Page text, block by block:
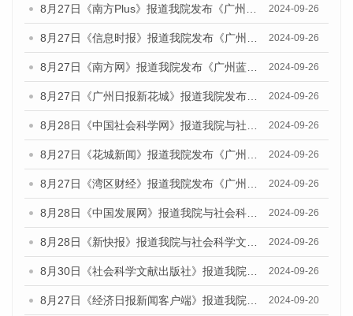
8月27日《南方Plus》报道我院发布《广州蓝皮书：广州创新型城市发展报告（2024）》的媒体文章 2024-09-26
8月27日《信息时报》报道我院发布《广州蓝皮书：广州创新型城市发展报告（2024）》的媒体文章 2024-09-26
8月27日《南方网》报道我院发布《广州蓝皮书：广州创新型城市发展报告（2024）》的媒体文章 2024-09-26
8月27日《广州日报新花城》报道我院发布《广州蓝皮书：广州创新型城市发展报告（2024）》的媒体文章 2024-09-26
8月28日《中国社会科学网》报道我院与社会科学文献出版社联合发布《广州蓝皮书：广州创新型城市发展报告（2024）》的媒体文章 2024-09-26
8月27日《花城新闻》报道我院发布《广州蓝皮书：广州创新型城市发展报告（2024）》的媒体文章 2024-09-26
8月27日《湾区财经》报道我院发布《广州蓝皮书：广州创新型城市发展报告（2024）》的媒体文章 2024-09-26
8月28日《中国发展网》报道我院与社会科学文献出版社联合发布《广州蓝皮书：广州创新型城市发展报告（2024）》的媒体文章 2024-09-26
8月28日《新快报》报道我院与社会科学文献出版社联合发布《广州蓝皮书：广州创新型城市发展报告（2024）》的媒体文章 2024-09-26
8月30日《社会科学文献出版社》报道我院与社会科学文献出版社联合发布《广州蓝皮书：广州创新型城市发展报告（2024）》的媒体文章 2024-09-26
8月27日《经济日报新闻客户端》报道我院发布《广州蓝皮书：广州创新型城市发展报告（2024）》的媒体文章 2024-09-20